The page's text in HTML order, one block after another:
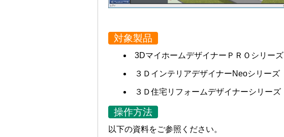
対象製品
3DマイホームデザイナーＰＲＯシリーズ
３ＤインテリアデザイナーNeoシリーズ
３Ｄ住宅リフォームデザイナーシリーズ
操作方法
以下の資料をご参照ください。